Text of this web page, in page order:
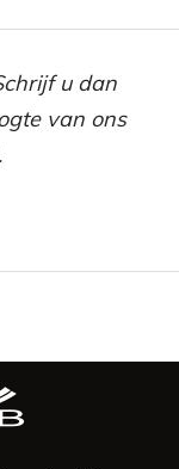
u dan
van ons